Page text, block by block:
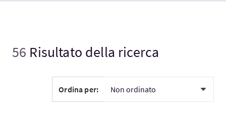
56 Risultato della ricerca
Ordina per: